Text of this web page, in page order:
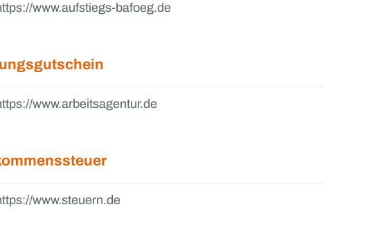
www.aufstiegs-bafoeg.de
www.arbeitsagentur.de
www.steuern.de